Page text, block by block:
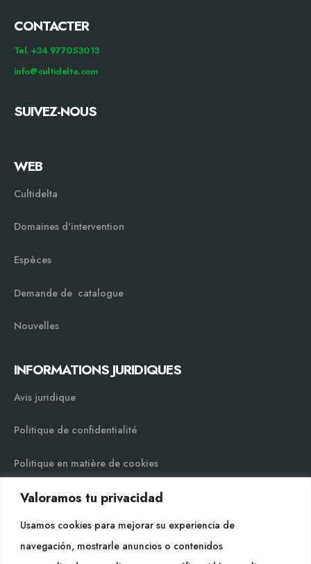
Valoramos tu privacidad
Usamos cookies para mejorar su experiencia de
navegación, mostrarle anuncios o contenidos
CONTACTER
Tel. +34 977053013
info@cultidelta.com
SUIVEZ-NOUS
WEB
Cultidelta
Domaines d'intervention
Espèces
Demande de catalogue
Nouvelles
INFORMATIONS JURIDIQUES
Avis juridique
Politique de confidentialité
Politique en matière de cookies
Plan du site